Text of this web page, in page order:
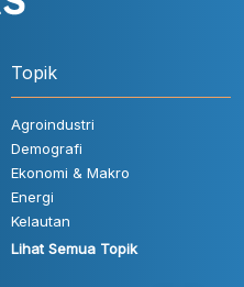
Topik
Agroindustri
Demografi
Ekonomi & Makro
Energi
Kelautan
Lihat Semua Topik